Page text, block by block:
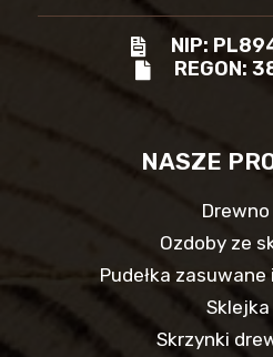
NIP:
REGON:
NASZE
Drewno
Ozdoby ze
Pudełka
Sklejka
Skrzynki